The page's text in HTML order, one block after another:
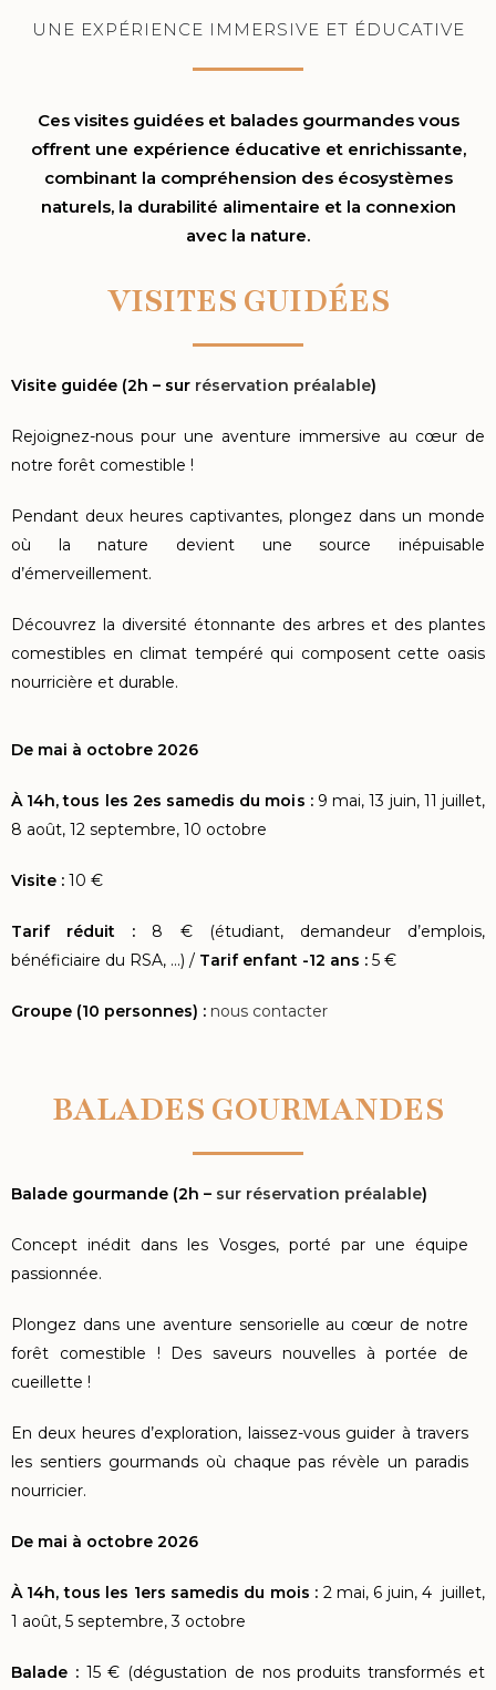
UNE EXPÉRIENCE IMMERSIVE ET ÉDUCATIVE
Ces visites guidées et balades gourmandes vous
offrent une expérience éducative et enrichissante,
combinant la compréhension des écosystèmes
naturels, la durabilité alimentaire et la connexion
avec la nature.
VISITES GUIDÉES
Visite guidée (2h – sur réservation préalable)
Rejoignez-nous pour une aventure immersive au cœur de
notre forêt comestible !
Pendant deux heures captivantes, plongez dans un monde
où la nature devient une source inépuisable
d’émerveillement.
Découvrez la diversité étonnante des arbres et des plantes
comestibles en climat tempéré qui composent cette oasis
nourricière et durable.
De mai à octobre 2026
À 14h, tous les 2es samedis du mois : 9 mai, 13 juin, 11 juillet,
8 août, 12 septembre, 10 octobre
Visite : 10 €
Tarif réduit : 8 € (étudiant, demandeur d’emplois,
bénéficiaire du RSA, …) / Tarif enfant -12 ans : 5 €
Groupe (10 personnes) : nous contacter
BALADES GOURMANDES
Balade gourmande (2h – sur réservation préalable)
Concept inédit dans les Vosges, porté par une équipe
passionnée.
Plongez dans une aventure sensorielle au cœur de notre
forêt comestible ! Des saveurs nouvelles à portée de
cueillette !
En deux heures d’exploration, laissez-vous guider à travers
les sentiers gourmands où chaque pas révèle un paradis
nourricier.
De mai à octobre 2026
À 14h, tous les 1ers samedis du mois : 2 mai, 6 juin, 4 juillet,
1 août, 5 septembre, 3 octobre
Balade :15 € (dégustation de nos produits transformés et